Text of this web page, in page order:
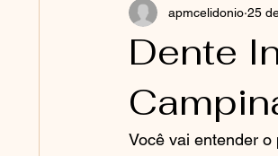
Dente
apmcelidonio 25
Você vai entender